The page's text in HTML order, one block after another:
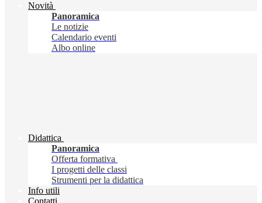
Novità
Panoramica
Le notizie
Calendario eventi
Albo online
Didattica
Panoramica
Offerta formativa
I progetti delle classi
Strumenti per la didattica
Info utili